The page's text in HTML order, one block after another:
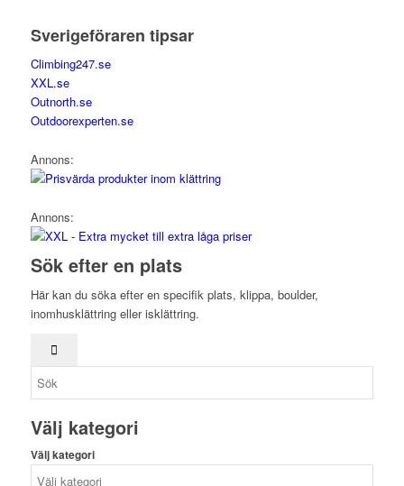
Sverigeföraren tipsar
Climbing247.se
XXL.se
Outnorth.se
Outdoorexperten.se
Annons:
Annons:
Sök efter en plats
Här kan du söka efter en specifik plats, klippa, boulder,
inomhusklättring eller isklättring.
Välj kategori
Välj kategori